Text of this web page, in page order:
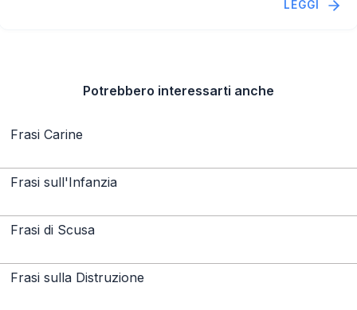
LEGGI
Potrebbero interessarti anche
Frasi Carine
Frasi sull'Infanzia
Frasi di Scusa
Frasi sulla Distruzione